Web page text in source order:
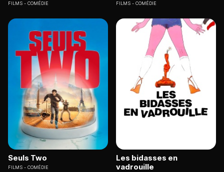
FILMS COMÉDIE FILMS COMÉDIE
Seuls Two
FILMS COMÉDIE
Les bidasses en
vadrouille